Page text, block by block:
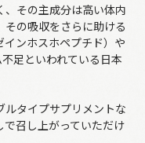
その主成分は高い体内
の吸収をさらに助ける
ンホスホペプチド）や
足といわれている日本
ルタイプサプリメントな
召し上がっていただけ